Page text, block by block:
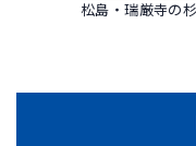
松島・瑞厳寺の